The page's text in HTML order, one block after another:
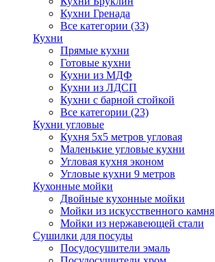
Кухни Гренада
Все категории (33)
Кухни
Прямые кухни
Готовые кухни
Кухни из МДФ
Кухни из ЛДСП
Кухни с барной стойкой
Все категории (23)
Кухни угловые
Кухня 5х5 метров угловая
Маленькие угловые кухни
Угловая кухня эконом
Угловые кухни 9 метров
Кухонные мойки
Двойные кухонные мойки
Мойки из искусственного камня
Мойки из нержавеющей стали
Сушилки для посуды
Посудосушители эмаль